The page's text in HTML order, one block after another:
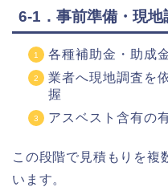
6-1．事前準備・現地
各種補助金・助成
業者へ現地調査を
握
アスベスト含有の
この段階で見積もりを複
います。